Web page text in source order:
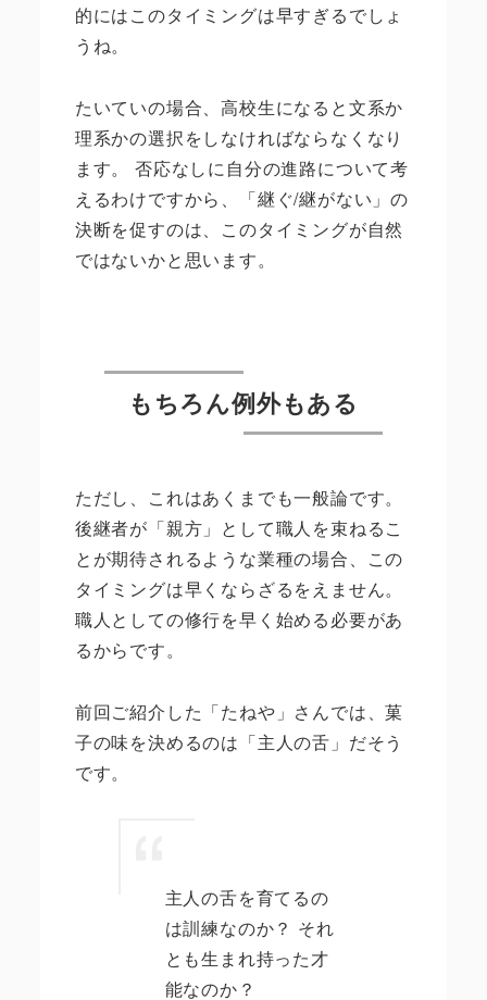
的にはこのタイミングは早すぎるでしょ
うね。
たいていの場合、高校生になると文系か
理系かの選択をしなければならなくなり
ます。 否応なしに自分の進路について考
えるわけですから、「継ぐ/継がない」の
決断を促すのは、このタイミングが自然
ではないかと思います。
もちろん例外もある
ただし、これはあくまでも一般論です。
後継者が「親方」として職人を束ねるこ
とが期待されるような業種の場合、この
タイミングは早くならざるをえません。
職人としての修行を早く始める必要があ
るからです。
前回ご紹介した「たねや」さんでは、菓
子の味を決めるのは「主人の舌」だそう
です。
主人の舌を育てるの
は訓練なのか？ それ
とも生まれ持った才
能なのか？